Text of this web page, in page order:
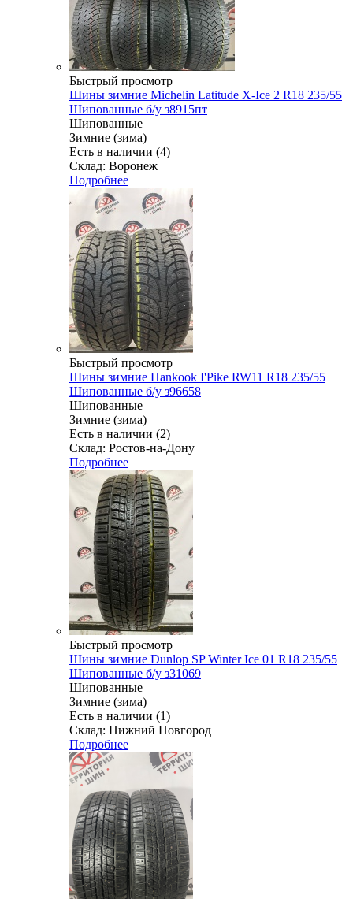
Быстрый просмотр
Шины зимние Michelin Latitude X-Ice 2 R18 235/55
Шипованные б/у з8915пт
Шипованные
Зимние (зима)
Есть в наличии (4)
Склад: Воронеж
Подробнее
Быстрый просмотр
Шины зимние Hankook I'Pike RW11 R18 235/55
Шипованные б/у з96658
Шипованные
Зимние (зима)
Есть в наличии (2)
Склад: Ростов-на-Дону
Подробнее
Быстрый просмотр
Шины зимние Dunlop SP Winter Ice 01 R18 235/55
Шипованные б/у з31069
Шипованные
Зимние (зима)
Есть в наличии (1)
Склад: Нижний Новгород
Подробнее